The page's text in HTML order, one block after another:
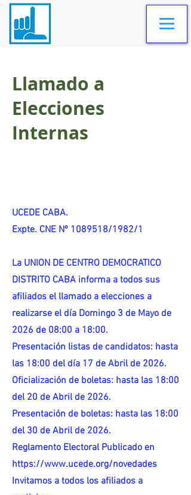
Llamado a
Elecciones
Internas
UCEDE CABA.
Expte. CNE Nº 1089518/1982/1
La UNION DE CENTRO DEMOCRATICO
DISTRITO CABA informa a todos sus
afiliados el llamado a elecciones a
realizarse el día Domingo 3 de Mayo de
2026 de 08:00 a 18:00.
Presentación listas de candidatos: hasta
las 18:00 del día 17 de Abril de 2026.
Oficialización de boletas: hasta las 18:00
del 20 de Abril de 2026.
Presentación de boletas: hasta las 18:00
del 30 de Abril de 2026.
Reglamento Electoral Publicado en
https://www.ucede.org/novedades
Invitamos a todos los afiliados a